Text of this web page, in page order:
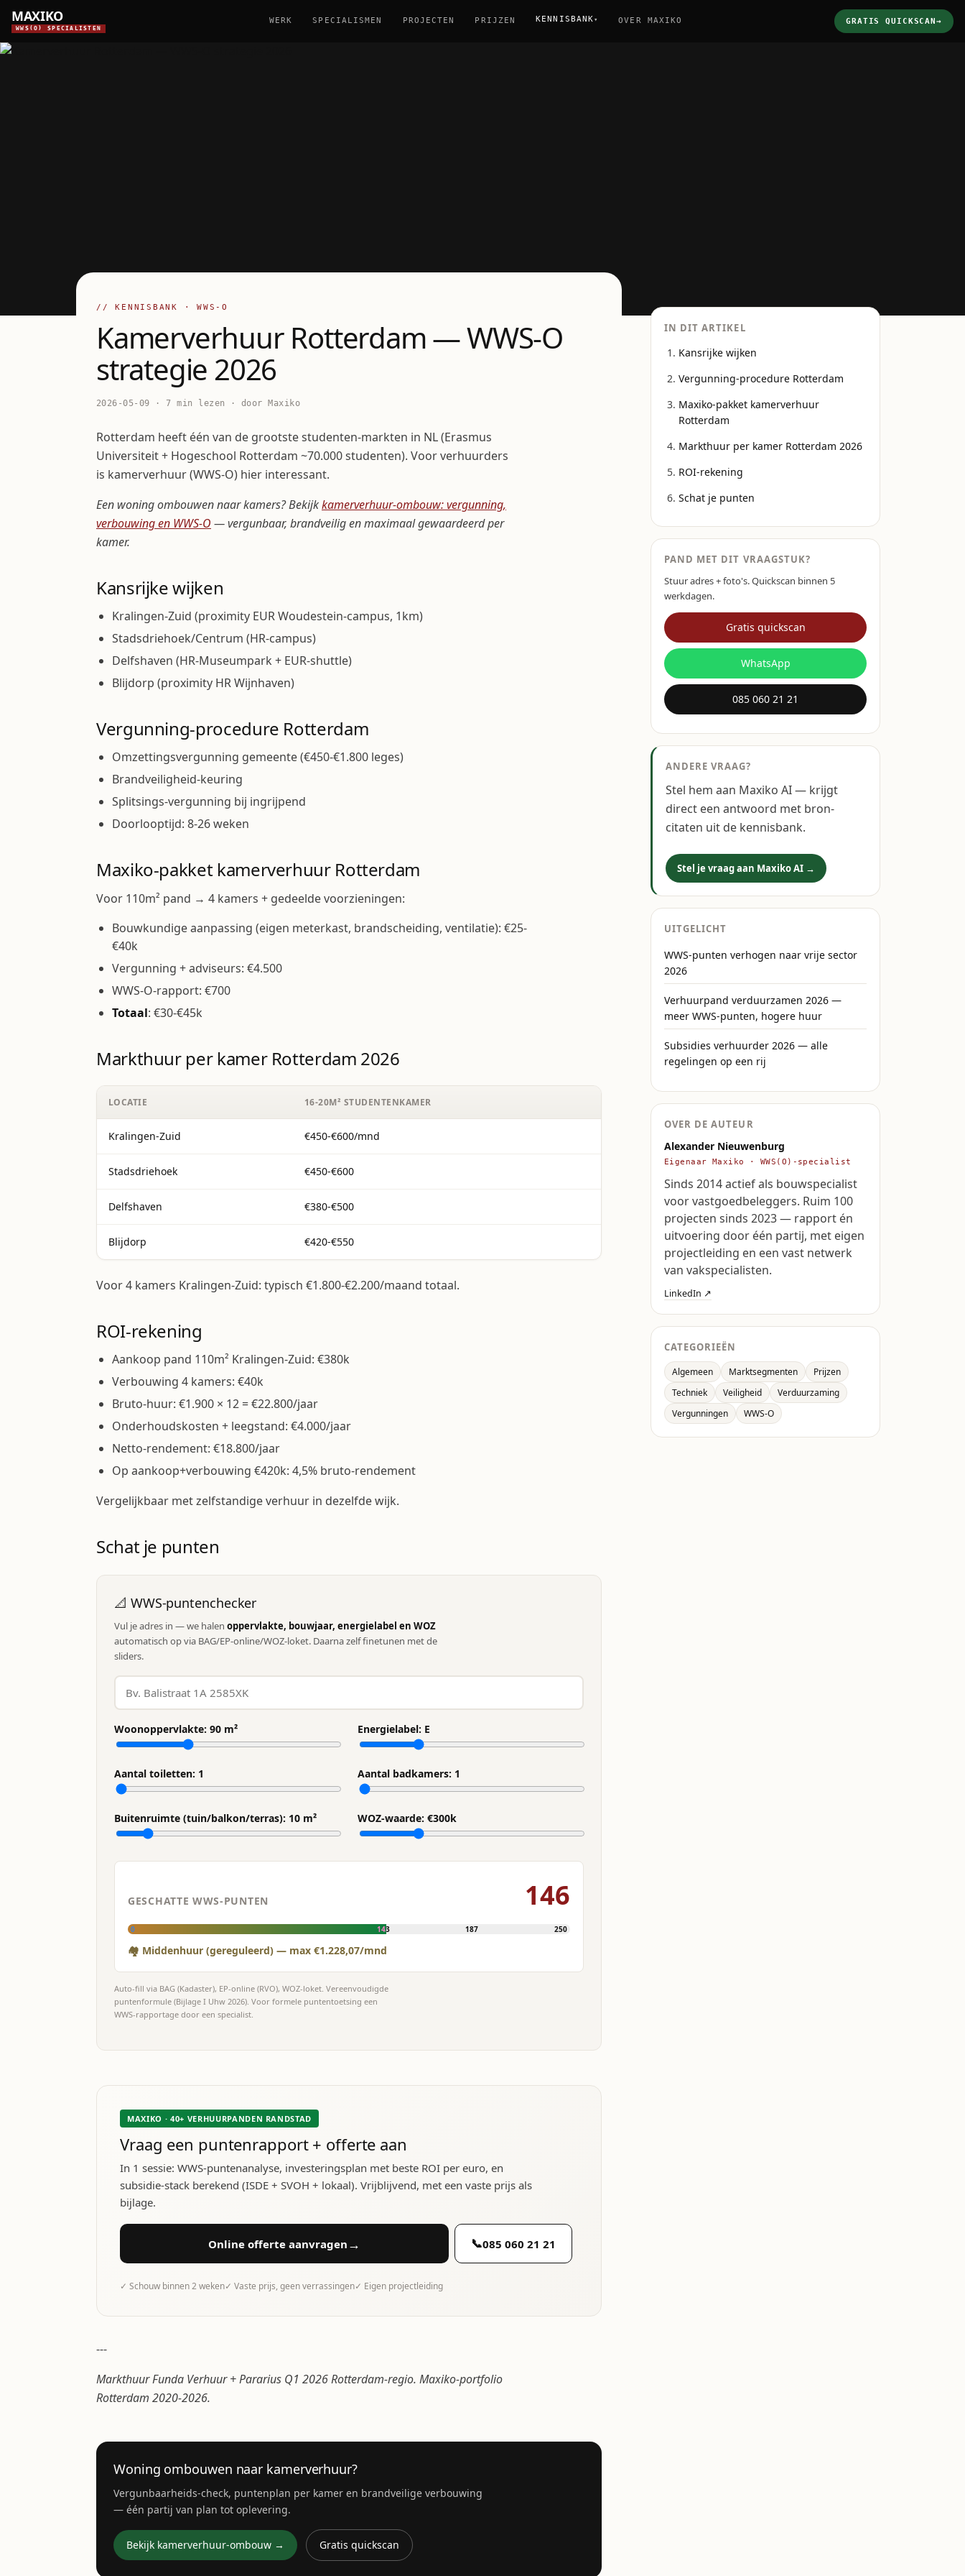
MAXIKO
WWS(O) SPECIALISTEN
WERK SPECIALISMEN PROJECTEN PRIJZEN KENNISBANK ▾ OVER MAXIKO GRATIS QUICKSCAN→
// KENNISBANK · WWS-O
Kamerverhuur Rotterdam — WWS-O
strategie 2026
2026-05-09 · 7 min lezen · door Maxiko
Rotterdam heeft één van de grootste studenten-markten in NL (Erasmus
Universiteit + Hogeschool Rotterdam ~70.000 studenten). Voor verhuurders
is kamerverhuur (WWS-O) hier interessant.
Een woning ombouwen naar kamers? Bekijkkamerverhuur-ombouw: vergunning,
verbouwing en WWS-O — vergunbaar, brandveilig en maximaal gewaardeerd per
kamer.
Kansrijke wijken
Kralingen-Zuid (proximity EUR Woudestein-campus, 1km)
Stadsdriehoek/Centrum (HR-campus)
Delfshaven (HR-Museumpark + EUR-shuttle)
Blijdorp (proximity HR Wijnhaven)
Vergunning-procedure Rotterdam
Omzettingsvergunning gemeente (€450-€1.800 leges)
Brandveiligheid-keuring
Splitsings-vergunning bij ingrijpend
Doorlooptijd: 8-26 weken
Maxiko-pakket kamerverhuur Rotterdam
Voor 110m² pand → 4 kamers + gedeelde voorzieningen:
Bouwkundige aanpassing (eigen meterkast, brandscheiding, ventilatie): €25-
€40k
Vergunning + adviseurs: €4.500
WWS-O-rapport: €700
Totaal: €30-€45k
Markthuur per kamer Rotterdam 2026
LOCATIE 16-20M² STUDENTENKAMER
Kralingen-Zuid €450-€600/mnd
Stadsdriehoek €450-€600
Delfshaven €380-€500
Blijdorp €420-€550
Voor 4 kamers Kralingen-Zuid: typisch €1.800-€2.200/maand totaal.
ROI-rekening
Aankoop pand 110m² Kralingen-Zuid: €380k
Verbouwing 4 kamers: €40k
Bruto-huur: €1.900 × 12 = €22.800/jaar
Onderhoudskosten + leegstand: €4.000/jaar
Netto-rendement: €18.800/jaar
Op aankoop+verbouwing €420k: 4,5% bruto-rendement
Vergelijkbaar met zelfstandige verhuur in dezelfde wijk.
Schat je punten
📐 WWS-puntenchecker
Vul je adres in — we halen oppervlakte, bouwjaar, energielabel en WOZ
automatisch op via BAG/EP-online/WOZ-loket. Daarna zelf finetunen met de
sliders.
Woonoppervlakte: 90 m² Energielabel: E
Aantal toiletten: 1 Aantal badkamers: 1
Buitenruimte (tuin/balkon/terras): 10 m² WOZ-waarde: €300k
GESCHATTE WWS-PUNTEN 146
0 143 187 250
🏘 Middenhuur (gereguleerd) — max €1.228,07/mnd
Auto-fill via BAG (Kadaster), EP-online (RVO), WOZ-loket. Vereenvoudigde
puntenformule (Bijlage I Uhw 2026). Voor formele puntentoetsing een
WWS-rapportage door een specialist.
MAXIKO · 40+ VERHUURPANDEN RANDSTAD
Vraag een puntenrapport + offerte aan
In 1 sessie: WWS-puntenanalyse, investeringsplan met beste ROI per euro, en
subsidie-stack berekend (ISDE + SVOH + lokaal). Vrijblijvend, met een vaste prijs als
bijlage.
Online offerte aanvragen → 📞085 060 21 21
✓ Schouw binnen 2 weken✓ Vaste prijs, geen verrassingen✓ Eigen projectleiding
---
Markthuur Funda Verhuur + Pararius Q1 2026 Rotterdam-regio. Maxiko-portfolio
Rotterdam 2020-2026.
Woning ombouwen naar kamerverhuur?
Vergunbaarheids-check, puntenplan per kamer en brandveilige verbouwing
— één partij van plan tot oplevering.
Bekijk kamerverhuur-ombouw → Gratis quickscan
IN DIT ARTIKEL
Kansrijke wijken
Vergunning-procedure Rotterdam
Maxiko-pakket kamerverhuur
Rotterdam
Markthuur per kamer Rotterdam 2026
ROI-rekening
Schat je punten
PAND MET DIT VRAAGSTUK?
Stuur adres + foto's. Quickscan binnen 5
werkdagen.
Gratis quickscan
WhatsApp
085 060 21 21
ANDERE VRAAG?
Stel hem aan Maxiko AI — krijgt
direct een antwoord met bron-
citaten uit de kennisbank.
Stel je vraag aan Maxiko AI →
UITGELICHT
WWS-punten verhogen naar vrije sector
2026
Verhuurpand verduurzamen 2026 —
meer WWS-punten, hogere huur
Subsidies verhuurder 2026 — alle
regelingen op een rij
OVER DE AUTEUR
Alexander Nieuwenburg
Eigenaar Maxiko · WWS(O)-specialist
Sinds 2014 actief als bouwspecialist
voor vastgoedbeleggers. Ruim 100
projecten sinds 2023 — rapport én
uitvoering door één partij, met eigen
projectleiding en een vast netwerk
van vakspecialisten.
LinkedIn ↗
CATEGORIEËN
Algemeen Marktsegmenten
Prijzen
Techniek
Veiligheid
Verduurzaming
Vergunningen
WWS-O